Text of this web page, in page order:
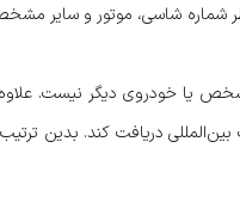
شماره شاسی، موتور و سایر
شخص یا خودروی دیگر نیست.
بین‌المللی دریافت کند. بدین